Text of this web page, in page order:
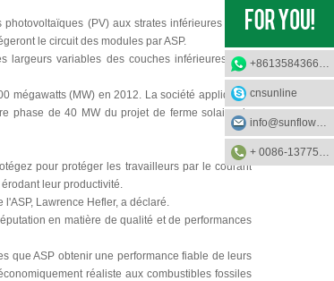
(PV) aux strates inférieures de la
le circuit des modules par ASP.
variables des couches inférieures. Les
mégawatts (MW) en 2012. La société appliquera
phase de 40 MW du projet de ferme solaire de
pour protéger les travailleurs par le courant
leur productivité.
Lawrence Hefler, a déclaré.
en matière de qualité et de performances
que ASP obtenir une performance fiable de leurs
réaliste aux combustibles fossiles
+8613584366733
cnsunline
info@sunflower-solar.com
+ 0086-13775232023